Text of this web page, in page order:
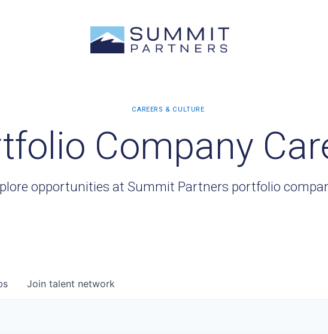
Company
opportunities at Summit Partners portfolio
Join talent network